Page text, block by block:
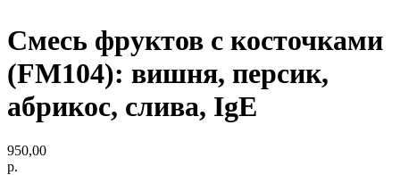
Смесь фруктов с косточками
(FM104): вишня, персик,
абрикос, слива, IgE
950,00
р.